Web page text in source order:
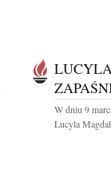
W dniu 9
Lucyla